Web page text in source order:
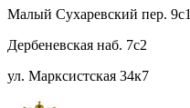
Малый Сухаревский пер. 9с1
Дербеневская наб. 7с2
ул. Марксистская 34к7